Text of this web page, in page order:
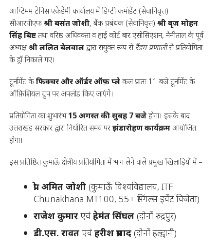
आप्टिमम टेनिस एकेडेमी कार्यालय में डिप्टी कमांडेंट (सेवानिवृत्त)
सीआरपीएफश्री बसंत जोशी, बैंक प्रबंधक (सेवानिवृत्त) श्री बृज मोहन
सिंह बिष्टतथा वरिष्ठ अधिवक्ता व हाई कोर्ट बार एसोसिएशन, नैनीताल के पूर्व
अध्यक्षश्री ललित बेलवालद्वारा संयुक्त रूप से रैंडम प्रणालीसे प्रतियोगिता
के ड्रॉ निकाले गए।
टूर्नामेंट केफिक्चर और ऑर्डर ऑफ़ प्लेकल प्रातः 11 बजे टूर्नामेंट के
ऑफ़िशियल ग्रुप पर अपलोड किए जाएंगे।
प्रतियोगिता का शुभारंभ15 अगस्त की सुबह 7 बजेहोगा। इसके बाद
उत्तराखंड सरकार द्वारा निर्धारित समय परझंडारोहण कार्यक्रमआयोजित
होगा।
इस प्रतिष्ठित कुमाऊँ क्षेत्रीय प्रतियोगिता में भाग लेने वाले प्रमुख खिलाड़ियों में –
प्रो. अमित जोशी(कुमाऊँ विश्वविद्यालय, ITF
Chunakhana MT100, 55+ सिंगल्स इवेंट विजेता)
राजेश कुमारएवं हेमंत सिंघल(दोनों रुद्रपुर)
डी.एस. रावतएवं हरीश प्रसाद(दोनों हल्द्वानी)